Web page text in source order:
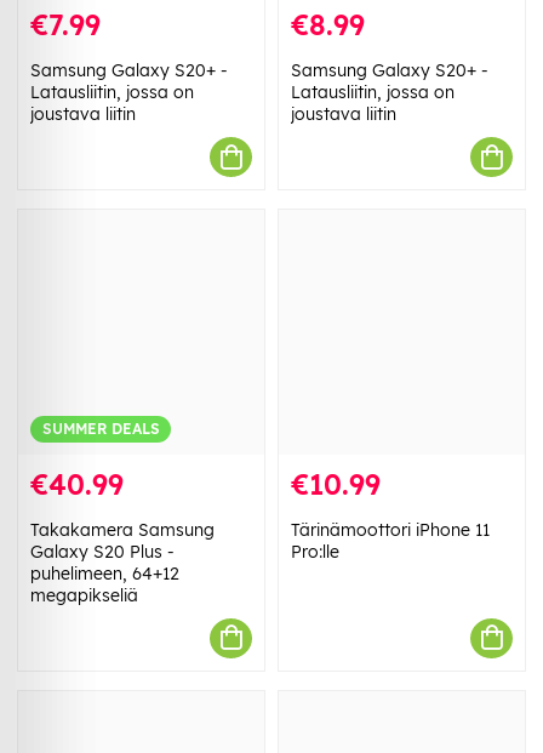
€7.99
Samsung Galaxy S20+ -
Latausliitin, jossa on
joustava liitin
€8.99
Samsung Galaxy S20+ -
Latausliitin, jossa on
joustava liitin
SUMMER DEALS
€40.99
Takakamera Samsung
Galaxy S20 Plus -
puhelimeen, 64+12
megapikseliä
€10.99
Tärinämoottori iPhone 11
Pro:lle